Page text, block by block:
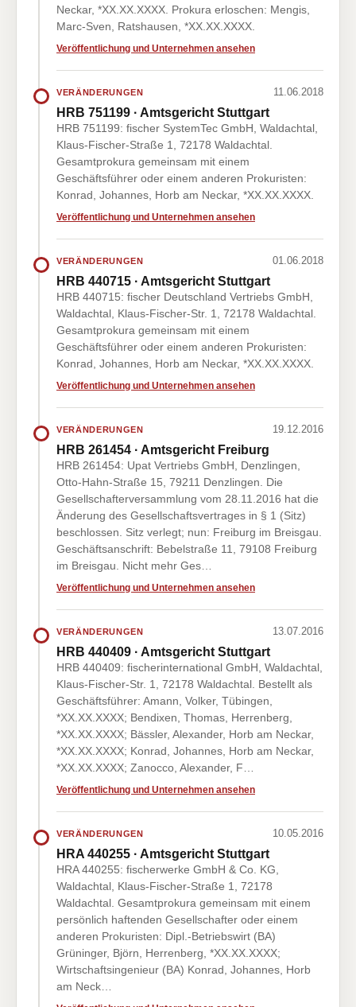
Neckar, *XX.XX.XXXX. Prokura erloschen: Mengis,
Marc-Sven, Ratshausen, *XX.XX.XXXX.
Veröffentlichung und Unternehmen ansehen
VERÄNDERUNGEN 11.06.2018
HRB 751199 · Amtsgericht Stuttgart
HRB 751199: fischer SystemTec GmbH, Waldachtal,
Klaus-Fischer-Straße 1, 72178 Waldachtal.
Gesamtprokura gemeinsam mit einem
Geschäftsführer oder einem anderen Prokuristen:
Konrad, Johannes, Horb am Neckar, *XX.XX.XXXX.
Veröffentlichung und Unternehmen ansehen
VERÄNDERUNGEN 01.06.2018
HRB 440715 · Amtsgericht Stuttgart
HRB 440715: fischer Deutschland Vertriebs GmbH,
Waldachtal, Klaus-Fischer-Str. 1, 72178 Waldachtal.
Gesamtprokura gemeinsam mit einem
Geschäftsführer oder einem anderen Prokuristen:
Konrad, Johannes, Horb am Neckar, *XX.XX.XXXX.
Veröffentlichung und Unternehmen ansehen
VERÄNDERUNGEN 19.12.2016
HRB 261454 · Amtsgericht Freiburg
HRB 261454: Upat Vertriebs GmbH, Denzlingen,
Otto-Hahn-Straße 15, 79211 Denzlingen. Die
Gesellschafterversammlung vom 28.11.2016 hat die
Änderung des Gesellschaftsvertrages in § 1 (Sitz)
beschlossen. Sitz verlegt; nun: Freiburg im Breisgau.
Geschäftsanschrift: Bebelstraße 11, 79108 Freiburg
im Breisgau. Nicht mehr Ges…
Veröffentlichung und Unternehmen ansehen
VERÄNDERUNGEN 13.07.2016
HRB 440409 · Amtsgericht Stuttgart
HRB 440409: fischerinternational GmbH, Waldachtal,
Klaus-Fischer-Str. 1, 72178 Waldachtal. Bestellt als
Geschäftsführer: Amann, Volker, Tübingen,
*XX.XX.XXXX; Bendixen, Thomas, Herrenberg,
*XX.XX.XXXX; Bässler, Alexander, Horb am Neckar,
*XX.XX.XXXX; Konrad, Johannes, Horb am Neckar,
*XX.XX.XXXX; Zanocco, Alexander, F…
Veröffentlichung und Unternehmen ansehen
VERÄNDERUNGEN 10.05.2016
HRA 440255 · Amtsgericht Stuttgart
HRA 440255: fischerwerke GmbH & Co. KG,
Waldachtal, Klaus-Fischer-Straße 1, 72178
Waldachtal. Gesamtprokura gemeinsam mit einem
persönlich haftenden Gesellschafter oder einem
anderen Prokuristen: Dipl.-Betriebswirt (BA)
Grüninger, Björn, Herrenberg, *XX.XX.XXXX;
Wirtschaftsingenieur (BA) Konrad, Johannes, Horb
am Neck…